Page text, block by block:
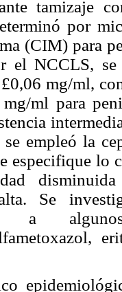
tamizaje
por
(CIM) para
el NCCLS,
mg/ml,
mg/ml para
se empleó la
especifique lo
Se
a